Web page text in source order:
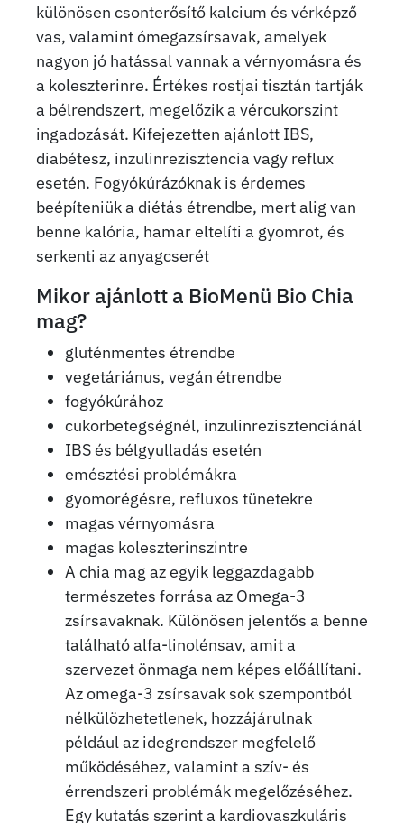
különösen csonterősítő kalcium és vérképző
vas, valamint ómegazsírsavak, amelyek
nagyon jó hatással vannak a vérnyomásra és
a koleszterinre. Értékes rostjai tisztán tartják
a bélrendszert, megelőzik a vércukorszint
ingadozását. Kifejezetten ajánlott IBS,
diabétesz, inzulinrezisztencia vagy reflux
esetén. Fogyókúrázóknak is érdemes
beépíteniük a diétás étrendbe, mert alig van
benne kalória, hamar eltelíti a gyomrot, és
serkenti az anyagcserét
Mikor ajánlott a BioMenü Bio Chia
mag?
gluténmentes étrendbe
vegetáriánus, vegán étrendbe
fogyókúrához
cukorbetegségnél, inzulinrezisztenciánál
IBS és bélgyulladás esetén
emésztési problémákra
gyomorégésre, refluxos tünetekre
magas vérnyomásra
magas koleszterinszintre
A chia mag az egyik leggazdagabb
természetes forrása az Omega-3
zsírsavaknak. Különösen jelentős a benne
található alfa-linolénsav, amit a
szervezet önmaga nem képes előállítani.
Az omega-3 zsírsavak sok szempontból
nélkülözhetetlenek, hozzájárulnak
például az idegrendszer megfelelő
működéséhez, valamint a szív- és
érrendszeri problémák megelőzéséhez.
Egy kutatás szerint a kardiovaszkuláris